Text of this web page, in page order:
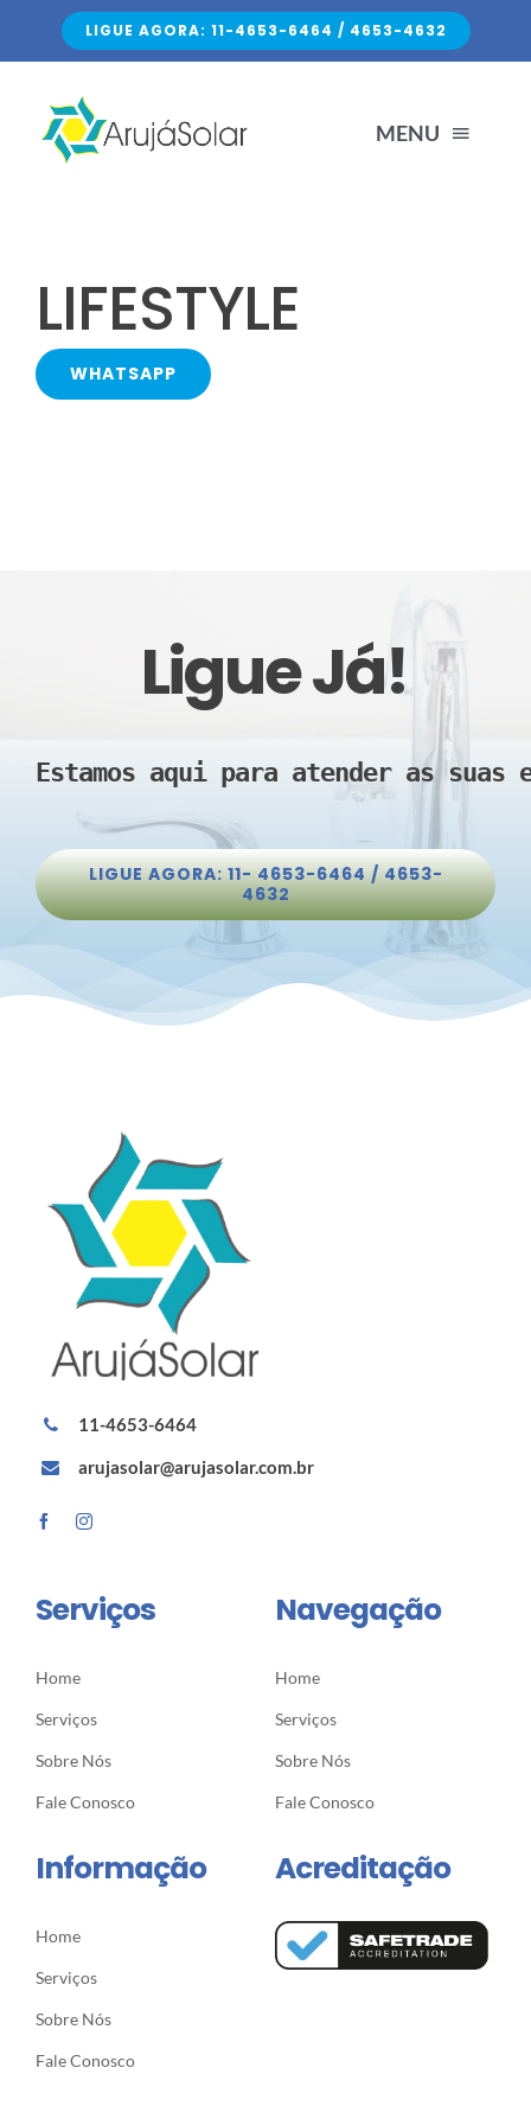
LIGUE AGORA: 11-4653-6464 / 4653-4632
MENU
SERVIÇOS
LIFESTYLE
WHATSAPP
Ligue Já!
Estamos aqui para atender as
LIGUE AGORA: 11- 4653-6464 / 4653-
4632
11-4653-6464
arujasolar@arujasolar.com.br
Serviços
Home
Serviços
Sobre Nós
Fale Conosco
Navegação
Home
Serviços
Sobre Nós
Fale Conosco
Informação
Home
Serviços
Sobre Nós
Fale Conosco
Acreditação